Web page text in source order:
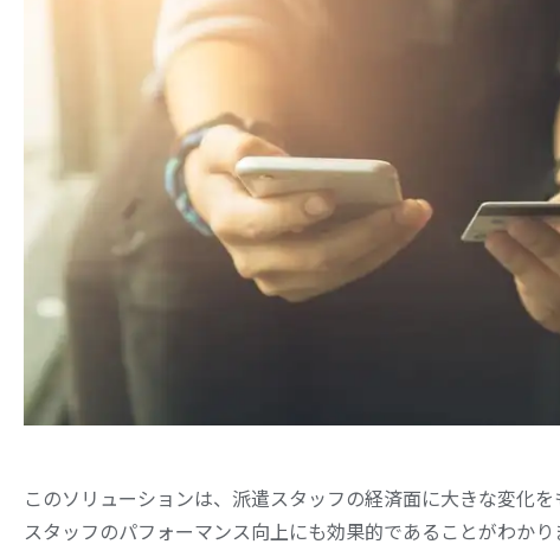
このソリューションは、派遣スタッフの経済面に大きな変化
スタッフのパフォーマンス向上にも効果的であることがわか